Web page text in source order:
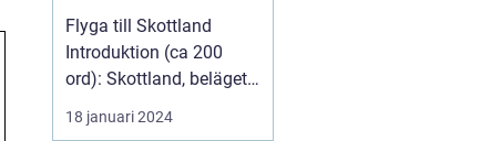
Flyga till Skottland
Introduktion (ca 200
ord): Skottland, beläget i
norra delen av Stor...
18 januari 2024